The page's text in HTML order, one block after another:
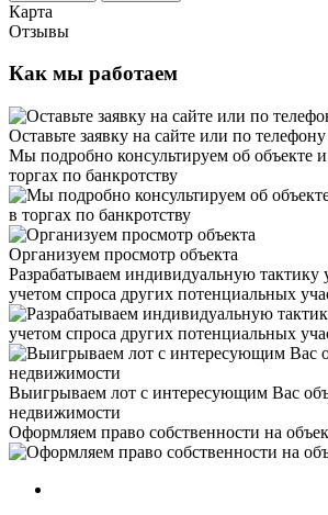
Карта
Отзывы
Как мы работаем
Оставьте заявку на сайте или по
Мы подробно консультируем об объекте и
торгах по банкротству
Организуем просмотр объекта
Разрабатываем индивидуальную тактику
учетом спроса других потенциальных
Выигрываем лот с интересующим Вас
недвижимости
Оформляем право собственности на